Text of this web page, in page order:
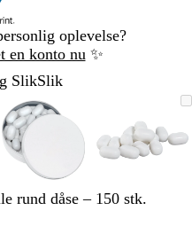
oplevelse?
en konto nu ✨
SlikSlik
Zoombart
billede
Zoomet
til
minimum
Klik
for
udvide
Brug
tasterne
minus
til
billede
Zoomet
tilfor
at
udvide
tasterne
plus
og
rund dåse – 150 stk.